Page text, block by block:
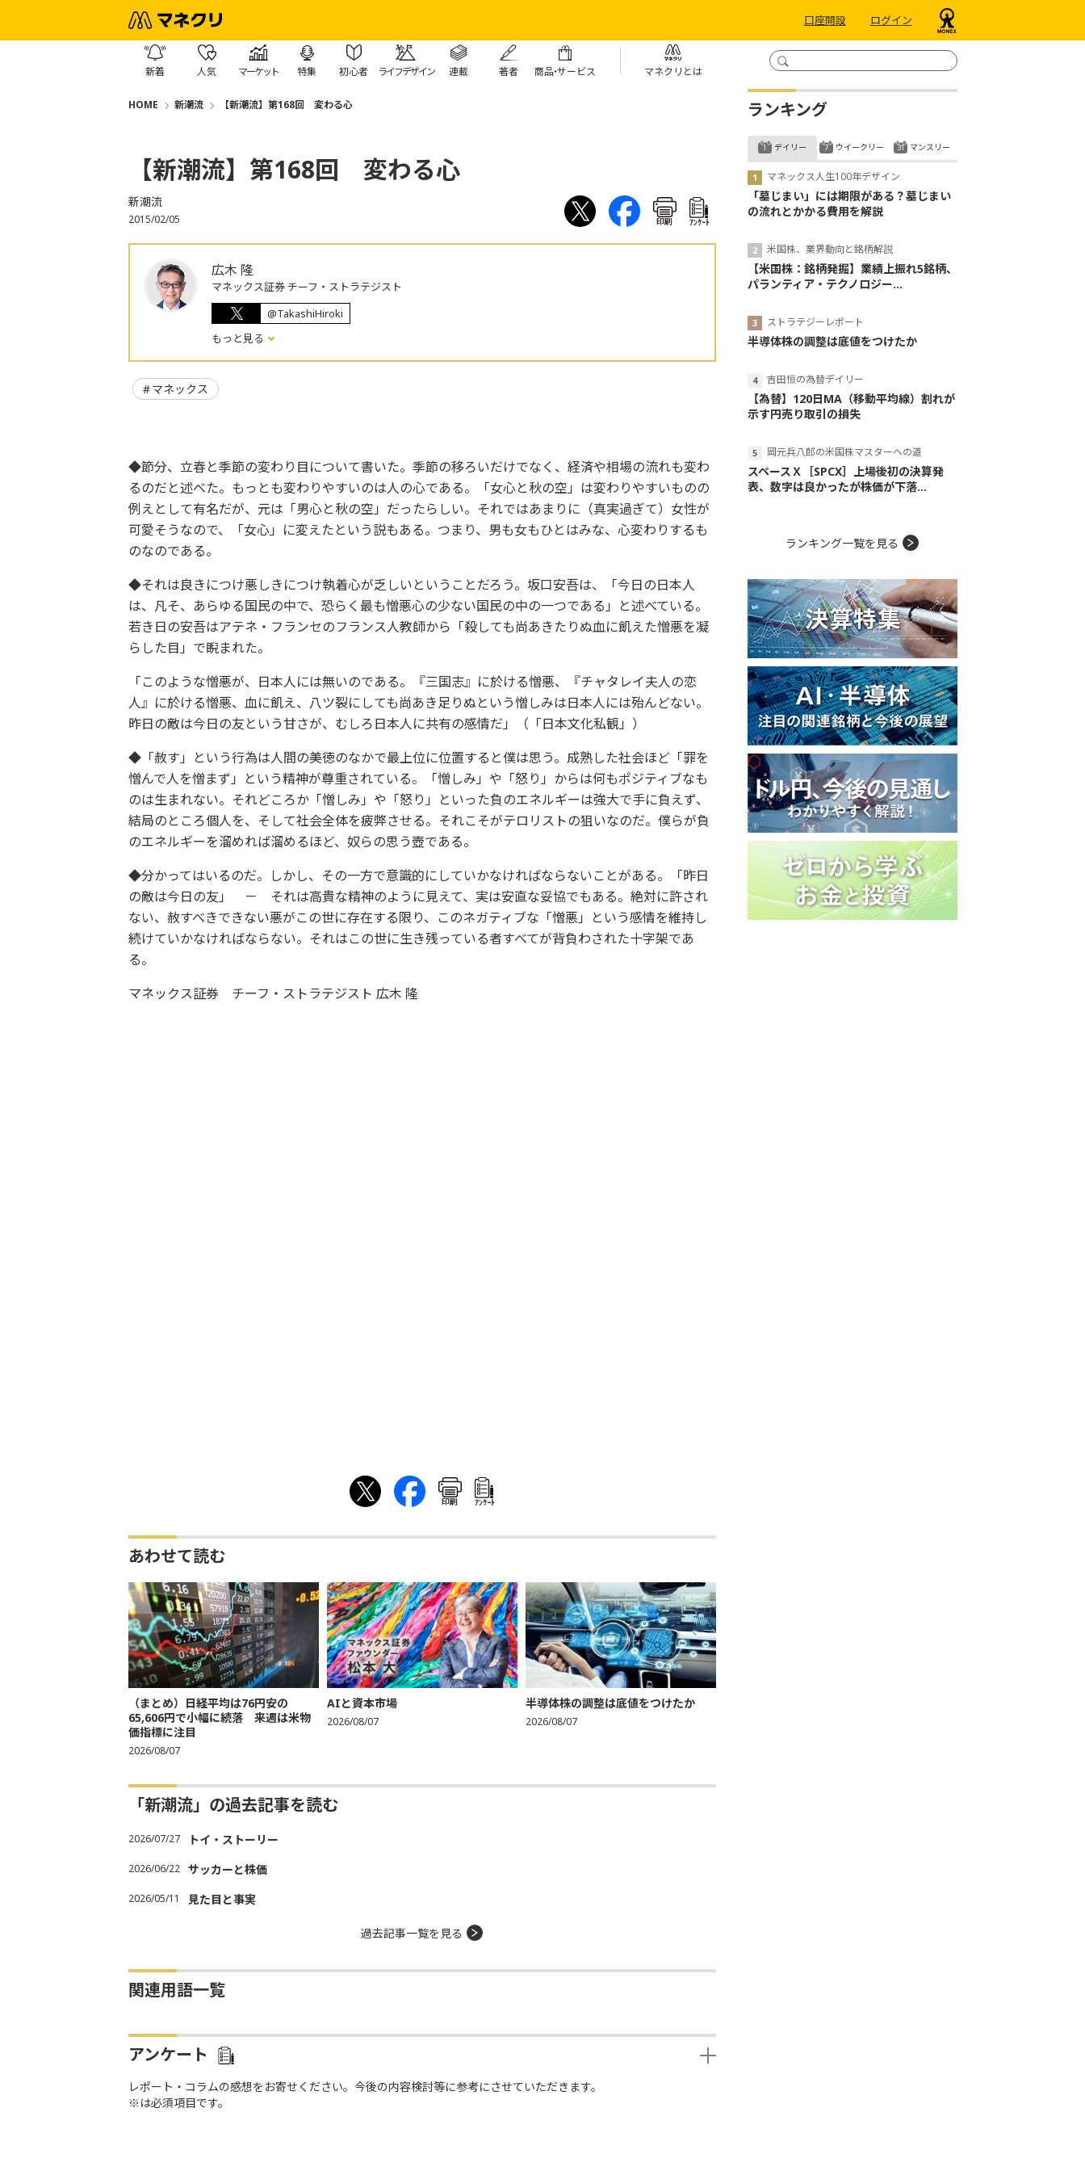
口座開設 ログイン
新着 人気 マーケット 特集 初心者 ライフデザイン 連載 著者 商品・サービス マネクリとは
HOME 新潮流 【新潮流】第168回 変わる心
【新潮流】第168回 変わる心
新潮流
2015/02/05 印刷 ｱﾝｹｰﾄ
広木 隆
マネックス証券 チーフ・ストラテジスト
@TakashiHiroki
もっと見る
マネックス
◆節分、立春と季節の変わり目について書いた。季節の移ろいだけでなく、経済や相場の流れも変わ
るのだと述べた。もっとも変わりやすいのは人の心である。「女心と秋の空」は変わりやすいものの
例えとして有名だが、元は「男心と秋の空」だったらしい。それではあまりに（真実過ぎて）女性が
可愛そうなので、「女心」に変えたという説もある。つまり、男も女もひとはみな、心変わりするも
のなのである。
◆それは良きにつけ悪しきにつけ執着心が乏しいということだろう。坂口安吾は、「今日の日本人
は、凡そ、あらゆる国民の中で、恐らく最も憎悪心の少ない国民の中の一つである」と述べている。
若き日の安吾はアテネ・フランセのフランス人教師から「殺しても尚あきたりぬ血に飢えた憎悪を凝
らした目」で睨まれた。
「このような憎悪が、日本人には無いのである。『三国志』に於ける憎悪、『チャタレイ夫人の恋
人』に於ける憎悪、血に飢え、八ツ裂にしても尚あき足りぬという憎しみは日本人には殆んどない。
昨日の敵は今日の友という甘さが、むしろ日本人に共有の感情だ」（「日本文化私観」）
◆「赦す」という行為は人間の美徳のなかで最上位に位置すると僕は思う。成熟した社会ほど「罪を
憎んで人を憎まず」という精神が尊重されている。「憎しみ」や「怒り」からは何もポジティブなも
のは生まれない。それどころか「憎しみ」や「怒り」といった負のエネルギーは強大で手に負えず、
結局のところ個人を、そして社会全体を疲弊させる。それこそがテロリストの狙いなのだ。僕らが負
のエネルギーを溜めれば溜めるほど、奴らの思う壺である。
◆分かってはいるのだ。しかし、その一方で意識的にしていかなければならないことがある。「昨日
の敵は今日の友」 － それは高貴な精神のように見えて、実は安直な妥協でもある。絶対に許され
ない、赦すべきできない悪がこの世に存在する限り、このネガティブな「憎悪」という感情を維持し
続けていかなければならない。それはこの世に生き残っている者すべてが背負わされた十字架であ
る。
マネックス証券 チーフ・ストラテジスト 広木 隆
印刷 ｱﾝｹｰﾄ
あわせて読む
（まとめ）日経平均は76円安の
65,606円で小幅に続落 来週は米物
価指標に注目
2026/08/07
AIと資本市場
2026/08/07
半導体株の調整は底値をつけたか
2026/08/07
「新潮流」の過去記事を読む
2026/07/27 トイ・ストーリー
2026/06/22 サッカーと株価
2026/05/11 見た目と事実
過去記事一覧を見る
関連用語一覧
アンケート
レポート・コラムの感想をお寄せください。今後の内容検討等に参考にさせていただきます。
※は必須項目です。
ランキング
デイリー
マネックス人生100年デザイン
「墓じまい」には期限がある？墓じまい
の流れとかかる費用を解説
米国株、業界動向と銘柄解説
【米国株：銘柄発掘】業績上振れ5銘柄、
パランティア・テクノロジー...
ストラテジーレポート
半導体株の調整は底値をつけたか
吉田恒の為替デイリー
【為替】120日MA（移動平均線）割れが
示す円売り取引の損失
岡元兵八郎の米国株マスターへの道
スペースＸ［SPCX］上場後初の決算発
表、数字は良かったが株価が下落...
ウイークリー マンスリー
ランキング一覧を見る